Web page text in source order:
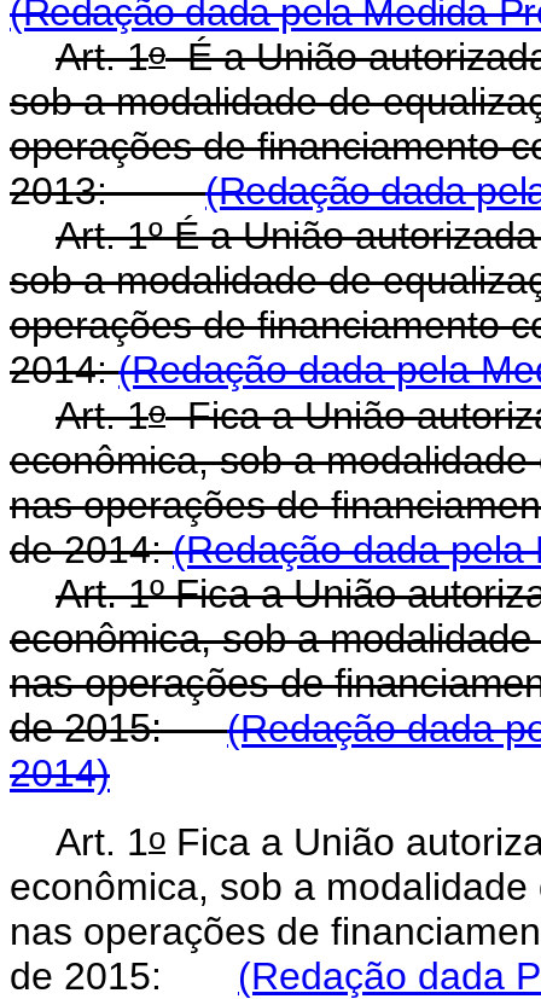
(Redação dada pela Medida
Art. 1oÉ a União
sob a modalidade de
operações de financiamento
2013:(Redação dada
Art. 1º É a União
sob a modalidade de
operações de financiamento
2014:(Redação dada pela
Art. 1oFica a União
econômica, sob a
nas operações de
de 2014:(Redação dada pela
Art. 1º Fica a União
econômica, sob a
nas operações de
de 2015:(Redação dada
2014)
Art. 1o Fica a União
econômica, sob a
nas operações de
de 2015: (Redação dada